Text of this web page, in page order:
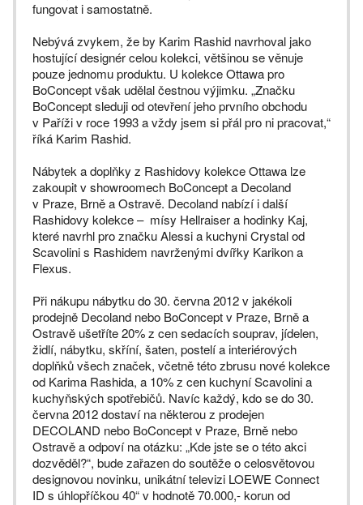
fungovat i samostatně.
Nebývá zvykem, že by Karim Rashid navrhoval jako
hostující designér celou kolekci, většinou se věnuje
pouze jednomu produktu. U kolekce Ottawa pro
BoConcept však udělal čestnou výjimku. „Značku
BoConcept sleduji od otevření jeho prvního obchodu
v Paříži v roce 1993 a vždy jsem si přál pro ni pracovat,“
říká Karim Rashid.
Nábytek a doplňky z Rashidovy kolekce Ottawa lze
zakoupit v showroomech BoConcept a Decoland
v Praze, Brně a Ostravě. Decoland nabízí i další
Rashidovy kolekce – mísy Hellraiser a hodinky Kaj,
které navrhl pro značku Alessi a kuchyni Crystal od
Scavolini s Rashidem navrženými dvířky Karikon a
Flexus.
Při nákupu nábytku do 30. června 2012 v jakékoli
prodejně Decoland nebo BoConcept v Praze, Brně a
Ostravě ušetříte 20% z cen sedacích souprav, jídelen,
židlí, nábytku, skříní, šaten, postelí a interiérových
doplňků všech značek, včetně této zbrusu nové kolekce
od Karima Rashida, a 10% z cen kuchyní Scavolini a
kuchyňských spotřebičů. Navíc každý, kdo se do 30.
června 2012 dostaví na některou z prodejen
DECOLAND nebo BoConcept v Praze, Brně nebo
Ostravě a odpoví na otázku: „Kde jste se o této akci
dozvěděl?“, bude zařazen do soutěže o celosvětovou
designovou novinku, unikátní televizi LOEWE Connect
ID s úhlopříčkou 40“ v hodnotě 70.000,- korun od